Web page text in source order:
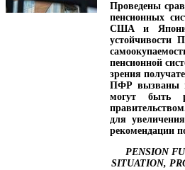
Проведены
пенсионных
США и
устойчивости
пенсионной
зрения
ПФР вызваны
могут быть
для
рекомендации
PENSION
SITUATION,